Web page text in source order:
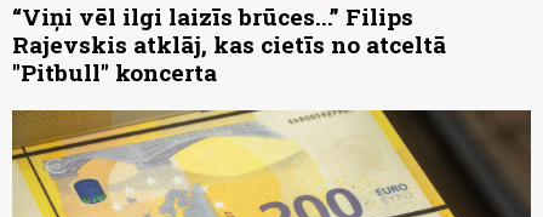
“Viņi vēl ilgi laizīs brūces...” Filips
Rajevskis atklāj, kas cietīs no atceltā
"Pitbull" koncerta